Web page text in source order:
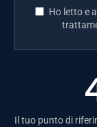
Ho letto e
Il tuo punto di